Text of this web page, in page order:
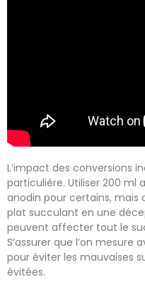
L’impact des conversions
particulière. Utiliser 200 ml
anodin pour certains, mais
plat succulant en une
peuvent affecter tout le
S’assurer que l’on
pour éviter les mauvaises
évitées.